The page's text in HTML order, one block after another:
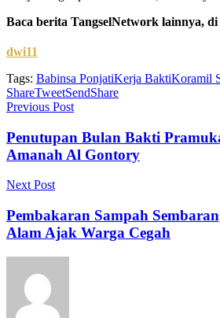
Baca berita TangselNetwork lainnya, di
dwi11
Tags: Babinsa PonjatiKerja BaktiKoramil
ShareTweetSendShare
Previous Post
Penutupan Bulan Bakti
Amanah Al Gontory
Next Post
Pembakaran Sampah
Alam Ajak Warga Cegah